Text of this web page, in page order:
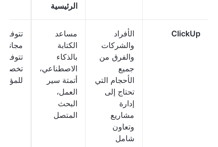
الرئيسية
ClickUp
الأفراد
والشركات
والفرق من
جميع
الأحجام التي
تحتاج إلى
إدارة
مشاريع
وتعاون
شامل
مساعد
الكتابة
بالذكاء
الاصطناعي،
أتمتة سير
العمل،
البحث
المتصل
تتوفر
مجانية؛
تتوفر